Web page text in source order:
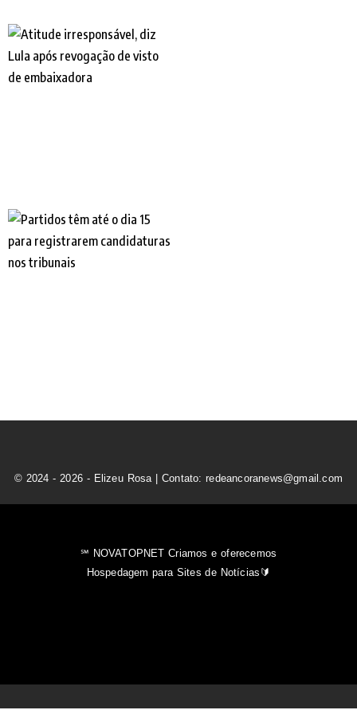
© 2024 - 2026 - Elizeu Rosa | Contato: redeancoranews@gmail.com
℠ NOVATOPNET Criamos e oferecemos
Hospedagem para Sites de Notícias🔰